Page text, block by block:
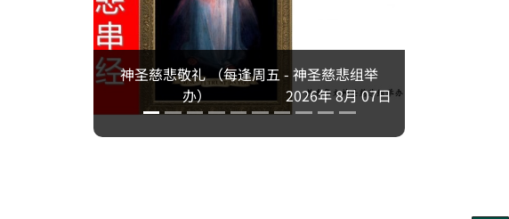
神圣慈悲敬礼 （每逢周五 - 神圣慈悲组举
办）
2026年 8月 07日